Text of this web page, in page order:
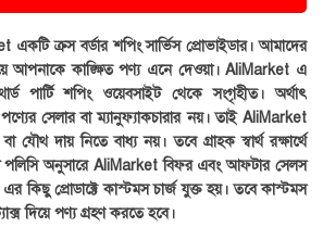
একটি ক্রস বর্ডার শপিং সার্ভিস প্রোভাইডার। আমাদের
আপনাকে কাঙ্ক্ষিত পণ্য এনে দেওয়া। AliMarket এ
থার্ড পার্টি শপিং ওয়েবসাইট থেকে সংগৃহীত। অর্থাৎ
সেলার বা ম্যানুফ্যাকচারার নয়। তাই AliMarket
যৌথ দায় নিতে বাধ্য নয়। তবে গ্রাহক স্বার্থ রক্ষার্থে
পলিসি অনুসারে AliMarket বিফর এবং আফটার সেলস
কিছু প্রোডাক্টে কাস্টমস চার্জ যুক্ত হয়। তবে কাস্টমস
দিয়ে পণ্য গ্রহণ করতে হবে।